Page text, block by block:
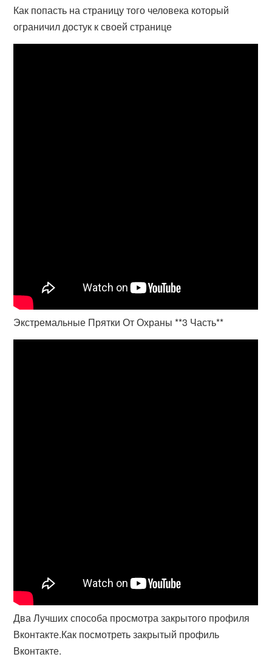
Как попасть на страницу того человека который
ограничил достук к своей странице
Экстремальные Прятки От Охраны **3 Часть**
Два Лучших способа просмотра закрытого профиля
Вконтакте.Как посмотреть закрытый профиль
Вконтакте.